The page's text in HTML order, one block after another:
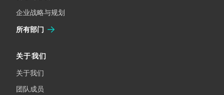
企业战略与规划
所有部门
关于我们
关于我们
团队成员